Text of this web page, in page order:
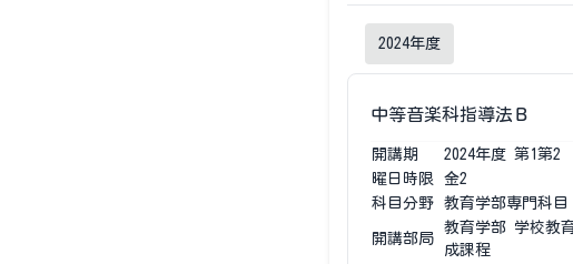
2024年度
中等音楽科指導法Ｂ
開講期 2024年度 第1第2
曜日時限
金2
科目分野
教育学部専門科目
開講部局
教育学部 学校教
成課程